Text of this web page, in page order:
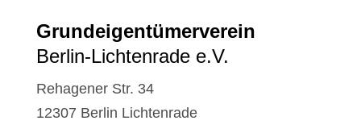
Grund­ei­gen­tü­mer­ver­ein
Ber­lin-Lich­ten­ra­de e.V.
Reha­ge­ner Str. 34
12307 Ber­lin Lich­ten­ra­de